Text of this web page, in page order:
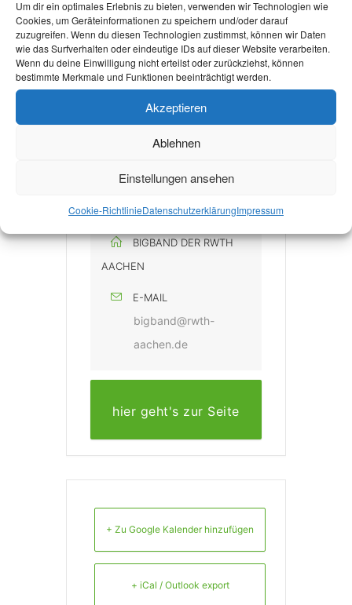
Um dir ein optimales Erlebnis zu bieten, verwenden wir Technologien wie
Cookies, um Geräteinformationen zu speichern und/oder darauf
zuzugreifen. Wenn du diesen Technologien zustimmst, können wir Daten
wie das Surfverhalten oder eindeutige IDs auf dieser Website verarbeiten.
Wenn du deine Einwilligung nicht erteilst oder zurückziehst, können
bestimmte Merkmale und Funktionen beeinträchtigt werden.
Akzeptieren
Ablehnen
Einstellungen ansehen
Cookie-RichtlinieDatenschutzerklärungImpressum
Aula 1 im RWTH
Hauptgebäude
Templergraben 55, 52062
Aachen
KATEGORIE
VERANSTALTER
BIGBAND DER RWTH
AACHEN
E-MAIL
bigband@rwth-
aachen.de
hier geht's zur Seite
+ Zu Google Kalender hinzufügen
+ iCal / Outlook export